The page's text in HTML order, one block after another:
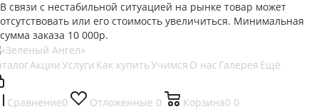
В связи с нестабильной ситуацией на рынке товар может
отсутствовать или его стоимость увеличиться. Минимальная
сумма заказа 10 000р.
АкцииУслуги Как купитьУчимся О нас Галерея Ещё
Сравнение0 Отложенные 0 Корзина0 0